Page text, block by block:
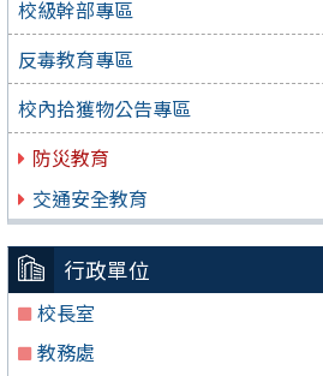
校級幹部專區
反毒教育專區
校內拾獲物公告專區
防災教育
交通安全教育
行政單位
校長室
教務處